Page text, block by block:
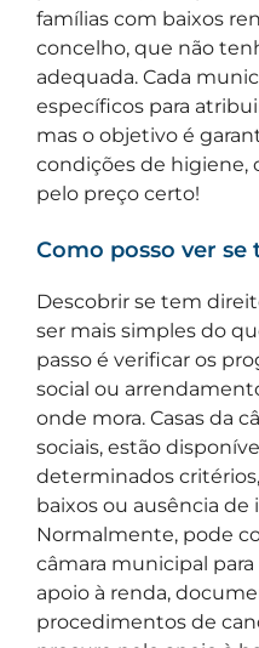
famílias com baixos
concelho, que não
adequada. Cada
específicos para
mas o objetivo é
condições de higiene,
pelo preço certo!
Como posso ver se
Descobrir se tem
ser mais simples do
passo é verificar os
social ou
onde mora. Casas da
sociais, estão
determinados
baixos ou ausência
Normalmente, pode
câmara municipal
apoio à renda,
procedimentos de